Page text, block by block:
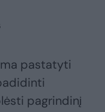
pastatyti
pagrindinį